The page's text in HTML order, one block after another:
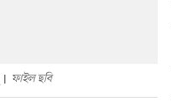
ফাইল ছবি